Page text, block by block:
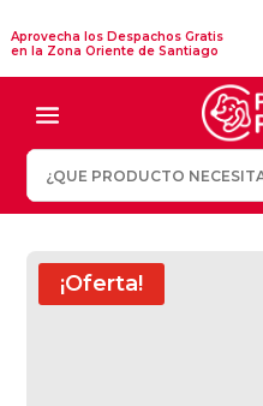
Aprovecha los Despachos Gratis
en la Zona Oriente de Santiago
¡Oferta!